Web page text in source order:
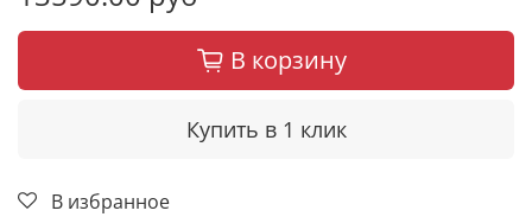
В корзину
Купить в 1 клик
В избранное